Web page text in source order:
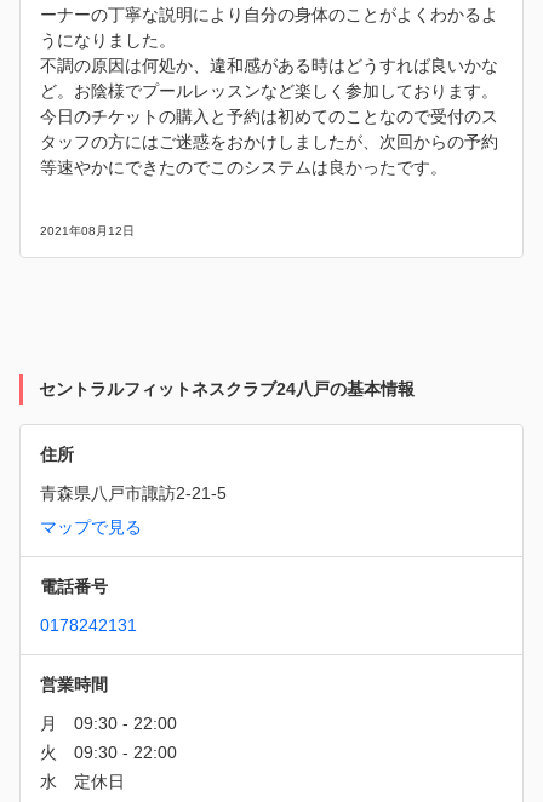
ーナーの丁寧な説明により自分の身体のことがよくわかるよ
うになりました。
不調の原因は何処か、違和感がある時はどうすれば良いかな
ど。お陰様でプールレッスンなど楽しく参加しております。
今日のチケットの購入と予約は初めてのことなので受付のス
タッフの方にはご迷惑をおかけしましたが、次回からの予約
等速やかにできたのでこのシステムは良かったです。
2021年08月12日
セントラルフィットネスクラブ24八戸の基本情報
住所
青森県八戸市諏訪2-21-5
マップで見る
電話番号
0178242131
営業時間